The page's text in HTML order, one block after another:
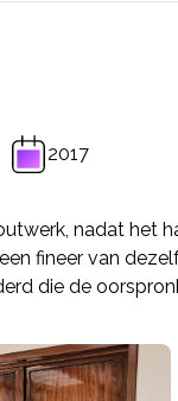
2017
nadat het
fineer van
die de